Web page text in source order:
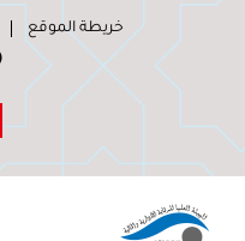
خريطة الموقع